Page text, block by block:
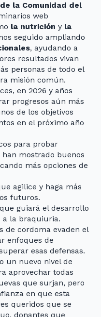
la Comunidad del
web
la nutrición y la
seguido ampliando
, ayudando a
resultados vivan
personas de todo el
misión común.
en 2026 y años
progresos aún más
de los objetivos
en el próximo año
para probar
mostrado buenos
más opciones de
agilice y haga más
futuros.
guiará el desarrollo
a la braquiuria.
de cordoma evaden el
enfoques de
esas defensas.
un nuevo nivel de
aprovechar todas
que surjan, pero
en que esta
queridos que se
donantes que